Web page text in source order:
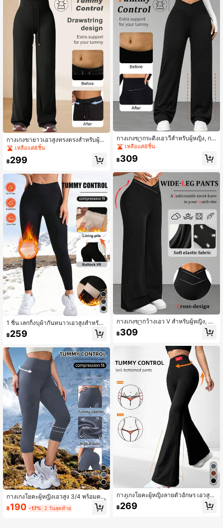
กางเกงขายาวเอวสูงทรงตรงสำหรับผู้ห
ญิง - ผ้ายืดปานกลาง, กางเกงขายาวทร
งหลวมสีพื้นสำหรับใส่ทำงานและลำลอ
ง, เหมาะสำหรับฤดูใบไม้ผลิ ฤดูร้อน ฤดู
ดลำลองฤดูใบไม้ผลิ, ดีไซน์ขากว้าง สี
ดำ
เหลือแค่8ชิ้น
฿299
1 ชิ้น เลกกิ้งบุผ้ากันหนาวเอวสูงสำหรับผู้
หญิง - กางเกงกันหนาวหนายืดหยุ่น เห
มาะสำหรับใส่กลางแจ้ง ผ้าสีทึบไม่โปร่ง
ซับในนุ่ม วัสดุยืดหยุ่น ทางเลือกที่เหมาะ
สำหรับผู้ที่ชื่นชอบอากาศหนาวเย็น, กีฬ
าสีดำสำหรับฤดูหนาว
฿259
กางเกงโยคะผู้หญิงเอวสูง 3/4 พร้อมคว
บคุมหน้าท้อง สีพื้น ยืดหยุ่น กางเกงเลกกิ้
งออกกำลังกาย กางเกงขาสั้นกีฬาหลาย
฿190 -17% 2 วันสุดท้าย
กางเกงขากระดิ่งเอววีสำหรับผู้หญิง, กา
งเกงเลกกิ้งรัดรูปเอวยางยืดไขว้กัน, กาง
เกงกีฬาโยคะจ็อกกิ้งแฟชั่นลำลอง, ผ้าทึ
บแสง, สบายและนุ่ม, เหมาะสำหรับโยค
เหลือแค่8ชิ้น
฿309
กางเกงขากว้างเอว V สำหรับผู้หญิง, กา
งเกงเลกกิ้งเอวสูงยางยืดไขว้ขาเรียว, กา
งเกงจ็อกเกอร์โยคะลำลอง, ผ้าทึบแสง, ส
฿309
กางเกงโยคะผู้หญิงลายตัวอักษร เอวสูง
ขาสั้นบาน ขากว้าง ยืดหยุ่น สไตล์คาร์โ
ก้ สำหรับกีฬา
฿269